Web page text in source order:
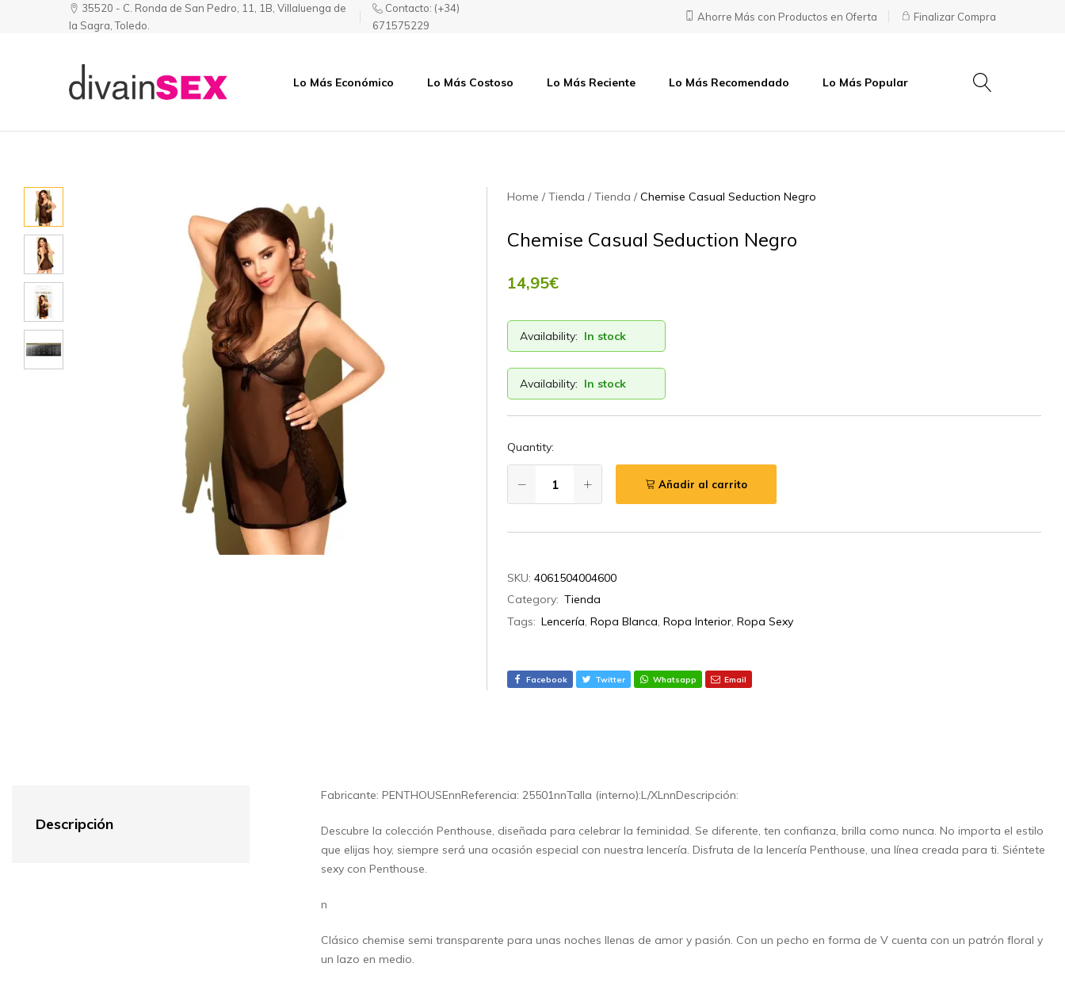
35520 - C. Ronda de San Pedro, 11, 1B, Villaluenga de
la Sagra, Toledo.
Contacto: (+34)
671575229
Ahorre Más con Productos en Oferta Finalizar Compra
|Puede
Lo Más Económico Lo Más Costoso Lo Más Reciente Lo Más Recomendado Lo Más Popular
Home Tienda Tienda Chemise Casual Seduction Negro
Chemise Casual Seduction Negro
14,95€
Availability: In stock
Availability: In stock
Quantity:
Añadir al carrito
SKU:4061504004600
Category: Tienda
Tags: Lencería,Ropa Blanca,Ropa Interior,Ropa Sexy
Facebook Twitter Whatsapp Email
Descripción
Fabricante: PENTHOUSEnnReferencia: 25501nnTalla (interno):L/XLnnDescripción:
Descubre la colección Penthouse, diseñada para celebrar la feminidad. Se diferente, ten confianza, brilla como nunca. No importa el estilo
que elijas hoy, siempre será una ocasión especial con nuestra lencería. Disfruta de la lencería Penthouse, una línea creada para ti. Siéntete
sexy con Penthouse.
n
Clásico chemise semi transparente para unas noches llenas de amor y pasión. Con un pecho en forma de V cuenta con un patrón floral y
un lazo en medio.